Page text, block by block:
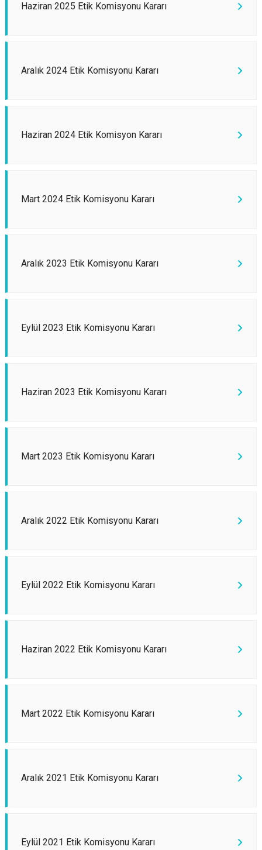
Haziran 2025 Etik Komisyonu Kararı
Aralık 2024 Etik Komisyonu Kararı
Haziran 2024 Etik Komisyon Kararı
Mart 2024 Etik Komisyonu Kararı
Aralık 2023 Etik Komisyonu Kararı
Eylül 2023 Etik Komisyonu Kararı
Haziran 2023 Etik Komisyonu Kararı
Mart 2023 Etik Komisyonu Kararı
Aralık 2022 Etik Komisyonu Kararı
Eylül 2022 Etik Komisyonu Kararı
Haziran 2022 Etik Komisyonu Kararı
Mart 2022 Etik Komisyonu Kararı
Aralık 2021 Etik Komisyonu Kararı
Eylül 2021 Etik Komisyonu Kararı